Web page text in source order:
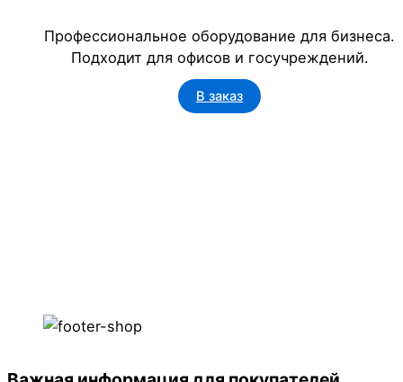
Профессиональное оборудование для бизнеса.
Подходит для офисов и госучреждений.
В заказ